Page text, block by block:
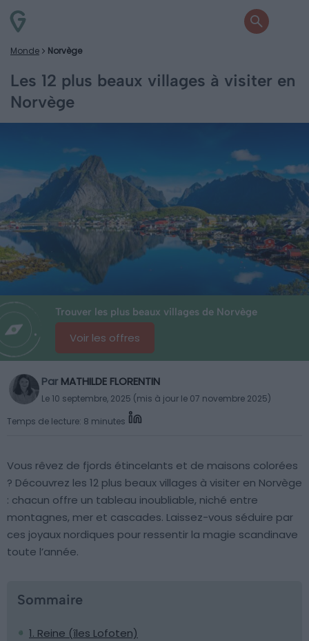
Monde Norvège
Les 12 plus beaux villages à visiter en
Norvège
Trouver les plus beaux villages de Norvège
Voir les offres
Par MATHILDE FLORENTIN
Le 10 septembre, 2025 (mis à jour le 07 novembre 2025)
Temps de lecture: 8 minutes
Vous rêvez de fjords étincelants et de maisons colorées
? Découvrez les 12 plus beaux villages à visiter en Norvège
: chacun offre un tableau inoubliable, niché entre
montagnes, mer et cascades. Laissez-vous séduire par
ces joyaux nordiques pour ressentir la magie scandinave
toute l’année.
Sommaire
1. Reine (îles Lofoten)